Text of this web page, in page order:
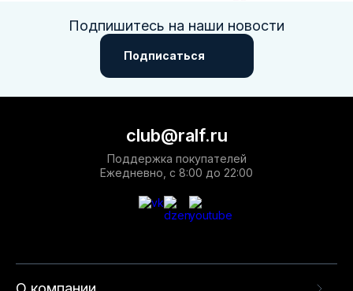
Подпишитесь на наши новости
Подписаться
club@ralf.ru
Поддержка покупателей
Ежедневно, с 8:00 до 22:00